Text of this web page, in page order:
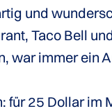
und
Taco Bell
war immer ein
für 25 Dollar im